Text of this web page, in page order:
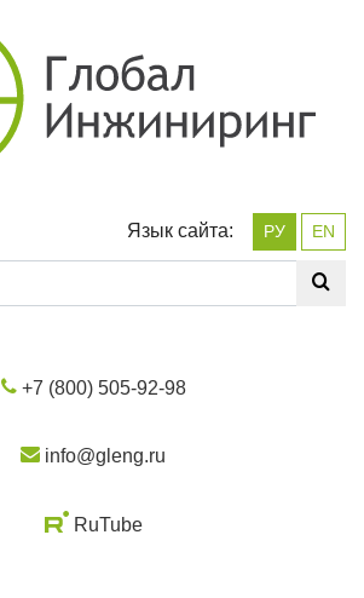
Язык сайта: РУ EN
+7 (800) 505-92-98
info@gleng.ru
RuTube